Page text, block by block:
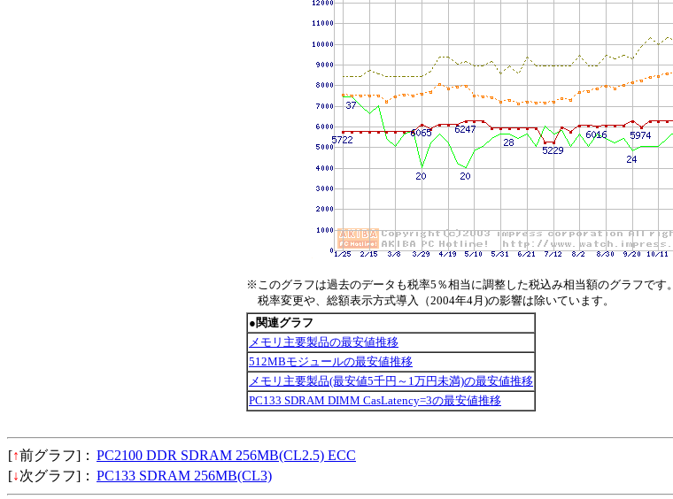
※このグラフは過去のデータも税率5％相当に調整した税込み相当額のグラフです。
税率変更や、総額表示方式導入（2004年4月)の影響は除いています。
●関連グラフ
メモリ主要製品の最安値推移
512MBモジュールの最安値推移
メモリ主要製品(最安値5千円～1万円未満)の最安値推移
PC133 SDRAM DIMM CasLatency=3の最安値推移
[↑前グラフ]： PC2100 DDR SDRAM 256MB(CL2.5) ECC
[↓次グラフ]： PC133 SDRAM 256MB(CL3)